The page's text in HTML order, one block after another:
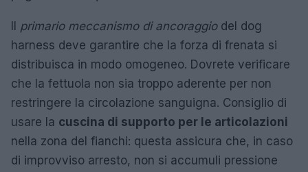
primario meccanismo di ancoraggiodel dog
harness deve garantire che la forza di frenata si
distribuisca in modo omogeneo. Dovrete verificare
che la fettuola non sia troppo aderente per non
restringere la circolazione sanguigna. Consiglio di
usare la cuscina di supporto per le articolazioni
nella zona del fianchi: questa assicura che, in caso
di improvviso arresto, non si accumuli pressione